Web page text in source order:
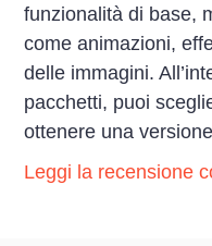
funzionalità di base,
come animazioni,
delle immagini.
pacchetti, puoi
ottenere una
Leggi la recensione